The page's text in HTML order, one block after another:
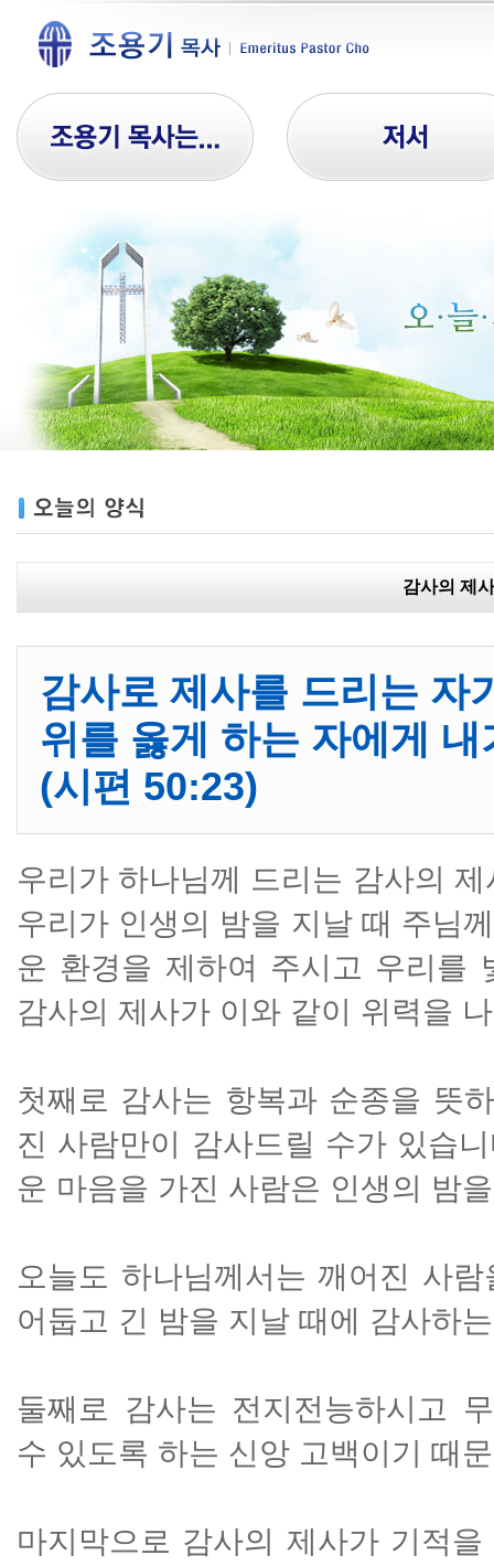
감사의 제사
감사로 제사를 드리는 자
위를 옳게 하는 자에게
(시편 50:23)
우리가 하나님께 드리는 감사의
우리가 인생의 밤을 지날 때 주님
운 환경을 제하여 주시고 우리를
감사의 제사가 이와 같이 위력을
첫째로 감사는 항복과 순종을 뜻
진 사람만이 감사드릴 수가 있습
운 마음을 가진 사람은 인생의 밤
오늘도 하나님께서는 깨어진 사
어둡고 긴 밤을 지날 때에 감사하
둘째로 감사는 전지전능하시고
수 있도록 하는 신앙 고백이기 때
마지막으로 감사의 제사가 기적